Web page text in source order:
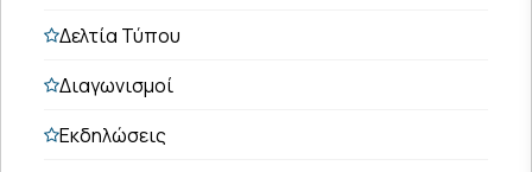
Δελτία Τύπου
Διαγωνισμοί
Εκδηλώσεις